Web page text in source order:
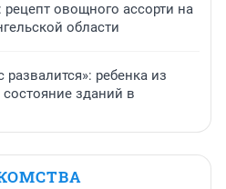
овощного ассорти на
области
развалится»: ребенка из
зданий в